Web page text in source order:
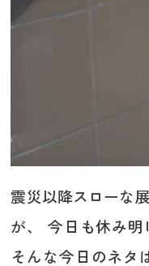
震災以降スローな
が、 今日も休み明
そんな今日のネタ